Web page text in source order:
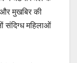
मुखबिर की
संदिग्ध महिलाओं